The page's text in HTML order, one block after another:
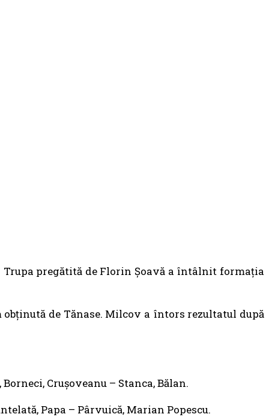
pregătită de Florin Șoavă a întâlnit formația
de Tănase. Milcov a întors rezultatul după
Cruşoveanu – Stanca, Bălan.
Papa – Pârvuică, Marian Popescu.